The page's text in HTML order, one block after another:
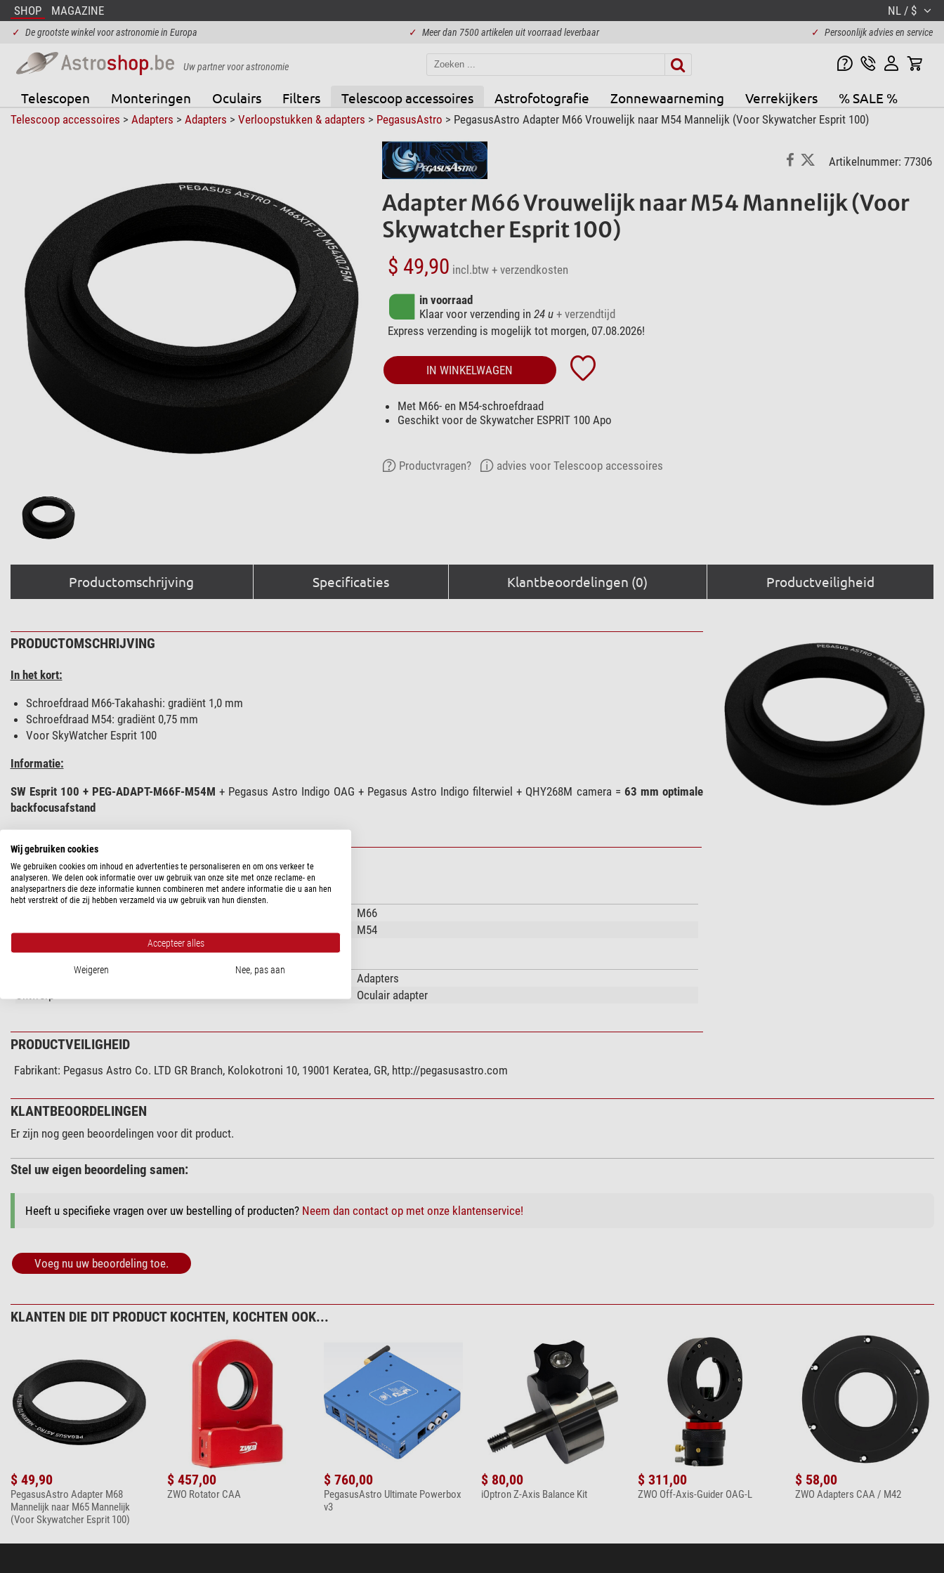
SHOP MAGAZINE NL / $
✓ De grootste winkel voor astronomie in Europa ✓ Meer dan 7500 artikelen uit voorraad leverbaar ✓ Persoonlijk advies en service
Uw partner voor astronomie
Telescopen Monteringen Oculairs Filters Telescoop accessoires Astrofotografie Zonnewaarneming Verrekijkers % SALE %
Telescoop accessoires > Adapters > Adapters > Verloopstukken & adapters > PegasusAstro > PegasusAstro Adapter M66 Vrouwelijk naar M54 Mannelijk (Voor Skywatcher Esprit 100)
Artikelnummer: 77306
Adapter M66 Vrouwelijk naar M54 Mannelijk (Voor
Skywatcher Esprit 100)
$ 49,90 incl.btw + verzendkosten
in voorraad
Klaar voor verzending in 24 u + verzendtijd
Express verzending is mogelijk tot morgen, 07.08.2026!
IN WINKELWAGEN
Met M66- en M54-schroefdraad
Geschikt voor de Skywatcher ESPRIT 100 Apo
Productvragen? advies voor Telescoop accessoires
Productomschrijving Specificaties Klantbeoordelingen (0) Productveiligheid
PRODUCTOMSCHRIJVING
In het kort:
Schroefdraad M66-Takahashi: gradiënt 1,0 mm
Schroefdraad M54: gradiënt 0,75 mm
Voor SkyWatcher Esprit 100
Informatie:
SW Esprit 100 + PEG-ADAPT-M66F-M54M + Pegasus Astro Indigo OAG + Pegasus Astro Indigo filterwiel + QHY268M camera = 63 mm optimale
backfocusafstand
SPECIFICATIES
Capaciteit
M66
Aansluiting aan de andere zijde
M54
Adapters
Oculair adapter
PRODUCTVEILIGHEID
Fabrikant: Pegasus Astro Co. LTD GR Branch, Kolokotroni 10, 19001 Keratea, GR, http://pegasusastro.com
KLANTBEOORDELINGEN
Er zijn nog geen beoordelingen voor dit product.
Stel uw eigen beoordeling samen:
Heeft u specifieke vragen over uw bestelling of producten? Neem dan contact op met onze klantenservice!
Voeg nu uw beoordeling toe.
KLANTEN DIE DIT PRODUCT KOCHTEN, KOCHTEN OOK...
$ 49,90
PegasusAstro Adapter M68
Mannelijk naar M65 Mannelijk
(Voor Skywatcher Esprit 100)
$ 457,00
ZWO Rotator CAA
$ 760,00
PegasusAstro Ultimate Powerbox
v3
$ 80,00
iOptron Z-Axis Balance Kit
$ 311,00
ZWO Off-Axis-Guider OAG-L
$ 58,00
ZWO Adapters CAA / M42
Wij gebruiken cookies
We gebruiken cookies om inhoud en advertenties te personaliseren en om ons verkeer te
analyseren. We delen ook informatie over uw gebruik van onze site met onze reclame- en
analysepartners die deze informatie kunnen combineren met andere informatie die u aan hen
hebt verstrekt of die zij hebben verzameld via uw gebruik van hun diensten.
Accepteer alles
Weigeren Nee, pas aan